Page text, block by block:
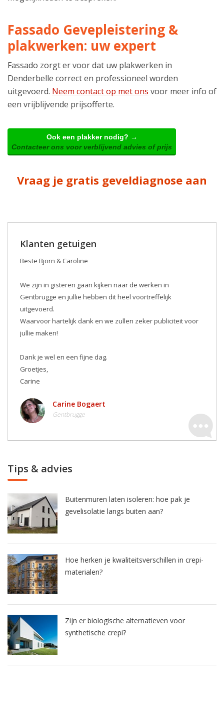
Fassado Gevepleistering &
plakwerken: uw expert
Fassado zorgt er voor dat uw plakwerken in
Denderbelle correct en professioneel worden
uitgevoerd. Neem contact op met ons voor meer info of
een vrijblijvende prijsofferte.
Ook een plakker nodig? →
Contacteer ons voor verblijvend advies of prijs
Vraag je gratis geveldiagnose aan
Klanten getuigen
Beste Bjorn & Caroline
We zijn in gisteren gaan kijken naar de werken in
Gentbrugge en jullie hebben dit heel voortreffelijk
uitgevoerd.
Waarvoor hartelijk dank en we zullen zeker publiciteit voor
jullie maken! ️
Dank je wel en een fijne dag.
Groetjes,
Carine
Carine Bogaert
Gentbrugge
Tips & advies
Buitenmuren laten isoleren: hoe pak je
gevelisolatie langs buiten aan?
Hoe herken je kwaliteitsverschillen in crepi-
materialen?
Zijn er biologische alternatieven voor
synthetische crepi?